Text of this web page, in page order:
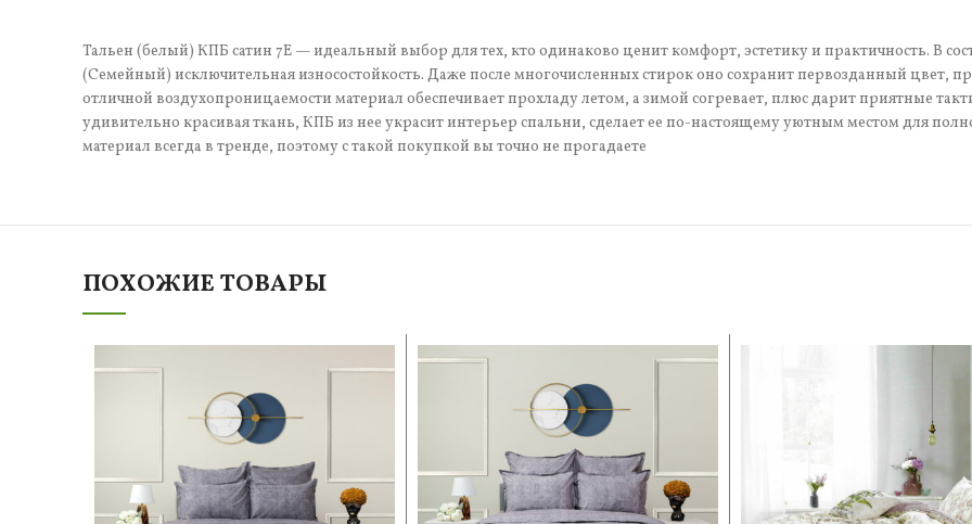
Тальен (белый) КПБ сатин 7Е — идеальный выбор для тех, кто одинаково ценит комфорт, эстетику и практичность. В
(Семейный) исключительная износостойкость. Даже после многочисленных стирок оно сохранит первозданный цвет,
отличной воздухопроницаемости материал обеспечивает прохладу летом, а зимой согревает, плюс дарит приятные
удивительно красивая ткань, КПБ из нее украсит интерьер спальни, сделает ее по-настоящему уютным местом для
материал всегда в тренде, поэтому с такой покупкой вы точно не прогадаете
ПОХОЖИЕ ТОВАРЫ